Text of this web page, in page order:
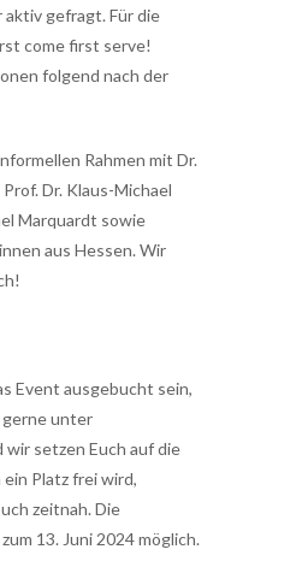
gefragt. Für die
come first serve!
folgend nach der
Rahmen mit Dr.
Dr. Klaus-Michael
Marquardt sowie
aus Hessen. Wir
Event ausgebucht sein,
gerne unter
wir setzen Euch auf die
Platz frei wird,
zeitnah. Die
13. Juni 2024 möglich.